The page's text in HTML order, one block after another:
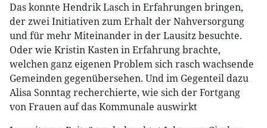
Das konnte Hendrik Lasch in Erfahrungen bringen,
der zwei Initiativen zum Erhalt der Nahversorgung
und für mehr Miteinander in der Lausitz besuchte.
Oder wie Kristin Kasten in Erfahrung brachte,
welchen ganz eigenen Problem sich rasch wachsende
Gemeinden gegenübersehen. Und im Gegenteil dazu
Alisa Sonntag recherchierte, wie sich der Fortgang
von Frauen auf das Kommunale auswirkt